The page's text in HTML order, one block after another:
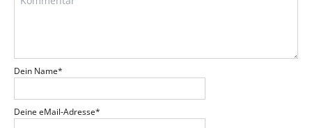
Dein Name*
Deine eMail-Adresse*